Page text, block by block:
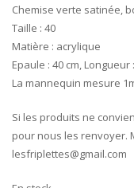
Chemise verte satinée,
Taille : 40
Matière : acrylique
Epaule : 40 cm, Longueur
La mannequin mesure
Si les produits ne
pour nous les renvoyer.
lesfriplettes@gmail.com